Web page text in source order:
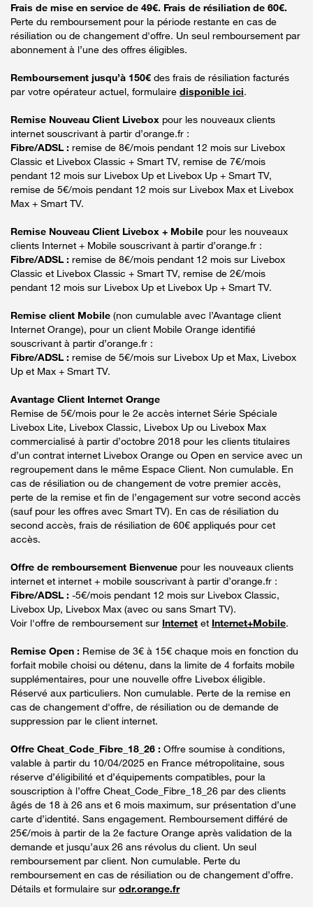
Frais de mise en service de 49€. Frais de résiliation de 60€.
Perte du remboursement pour la période restante en cas de
résiliation ou de changement d'offre. Un seul remboursement par
abonnement à l’une des offres éligibles.
Remboursement jusqu’à 150€ des frais de résiliation facturés
par votre opérateur actuel, formulaire disponible ici.
Remise Nouveau Client Livebox pour les nouveaux clients
internet souscrivant à partir d’orange.fr :
Fibre/ADSL : remise de 8€/mois pendant 12 mois sur Livebox
Classic et Livebox Classic + Smart TV, remise de 7€/mois
pendant 12 mois sur Livebox Up et Livebox Up + Smart TV,
remise de 5€/mois pendant 12 mois sur Livebox Max et Livebox
Max + Smart TV.
Remise Nouveau Client Livebox + Mobile pour les nouveaux
clients Internet + Mobile souscrivant à partir d’orange.fr :
Fibre/ADSL : remise de 8€/mois pendant 12 mois sur Livebox
Classic et Livebox Classic + Smart TV, remise de 2€/mois
pendant 12 mois sur Livebox Up et Livebox Up + Smart TV.
Remise client Mobile (non cumulable avec l’Avantage client
Internet Orange), pour un client Mobile Orange identifié
souscrivant à partir d’orange.fr :
Fibre/ADSL : remise de 5€/mois sur Livebox Up et Max, Livebox
Up et Max + Smart TV.
Avantage Client Internet Orange
Remise de 5€/mois pour le 2e accès internet Série Spéciale
Livebox Lite, Livebox Classic, Livebox Up ou Livebox Max
commercialisé à partir d’octobre 2018 pour les clients titulaires
d’un contrat internet Livebox Orange ou Open en service avec un
regroupement dans le même Espace Client. Non cumulable. En
cas de résiliation ou de changement de votre premier accès,
perte de la remise et fin de l’engagement sur votre second accès
(sauf pour les offres avec Smart TV). En cas de résiliation du
second accès, frais de résiliation de 60€ appliqués pour cet
accès.
Offre de remboursement Bienvenue pour les nouveaux clients
internet et internet + mobile souscrivant à partir d’orange.fr :
Fibre/ADSL : -5€/mois pendant 12 mois sur Livebox Classic,
Livebox Up, Livebox Max (avec ou sans Smart TV).
Voir l'offre de remboursement sur Internet et Internet+Mobile.
Remise Open : Remise de 3€ à 15€ chaque mois en fonction du
forfait mobile choisi ou détenu, dans la limite de 4 forfaits mobile
supplémentaires, pour une nouvelle offre Livebox éligible.
Réservé aux particuliers. Non cumulable. Perte de la remise en
cas de changement d'offre, de résiliation ou de demande de
suppression par le client internet.
Offre Cheat_Code_Fibre_18_26 : Offre soumise à conditions,
valable à partir du 10/04/2025 en France métropolitaine, sous
réserve d’éligibilité et d’équipements compatibles, pour la
souscription à l’offre Cheat_Code_Fibre_18_26 par des clients
âgés de 18 à 26 ans et 6 mois maximum, sur présentation d’une
carte d’identité. Sans engagement. Remboursement différé de
25€/mois à partir de la 2e facture Orange après validation de la
demande et jusqu’aux 26 ans révolus du client. Un seul
remboursement par client. Non cumulable. Perte du
remboursement en cas de résiliation ou de changement d’offre.
Détails et formulaire sur odr.orange.fr